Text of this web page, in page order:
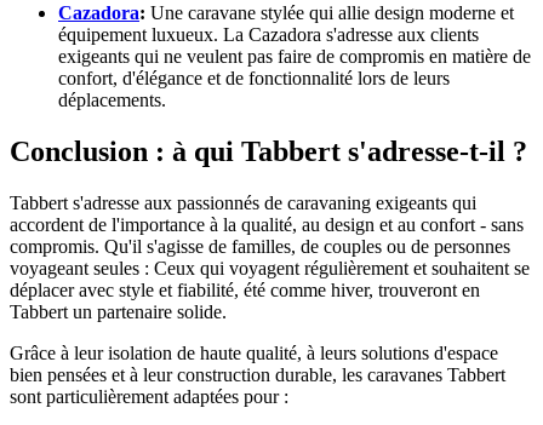
Cazadora: Une caravane stylée qui allie design moderne et
équipement luxueux. La Cazadora s'adresse aux clients
exigeants qui ne veulent pas faire de compromis en matière de
confort, d'élégance et de fonctionnalité lors de leurs
déplacements.
Conclusion : à qui Tabbert s'adresse-t-il ?
Tabbert s'adresse aux passionnés de caravaning exigeants qui
accordent de l'importance à la qualité, au design et au confort - sans
compromis. Qu'il s'agisse de familles, de couples ou de personnes
voyageant seules : Ceux qui voyagent régulièrement et souhaitent se
déplacer avec style et fiabilité, été comme hiver, trouveront en
Tabbert un partenaire solide.
Grâce à leur isolation de haute qualité, à leurs solutions d'espace
bien pensées et à leur construction durable, les caravanes Tabbert
sont particulièrement adaptées pour :